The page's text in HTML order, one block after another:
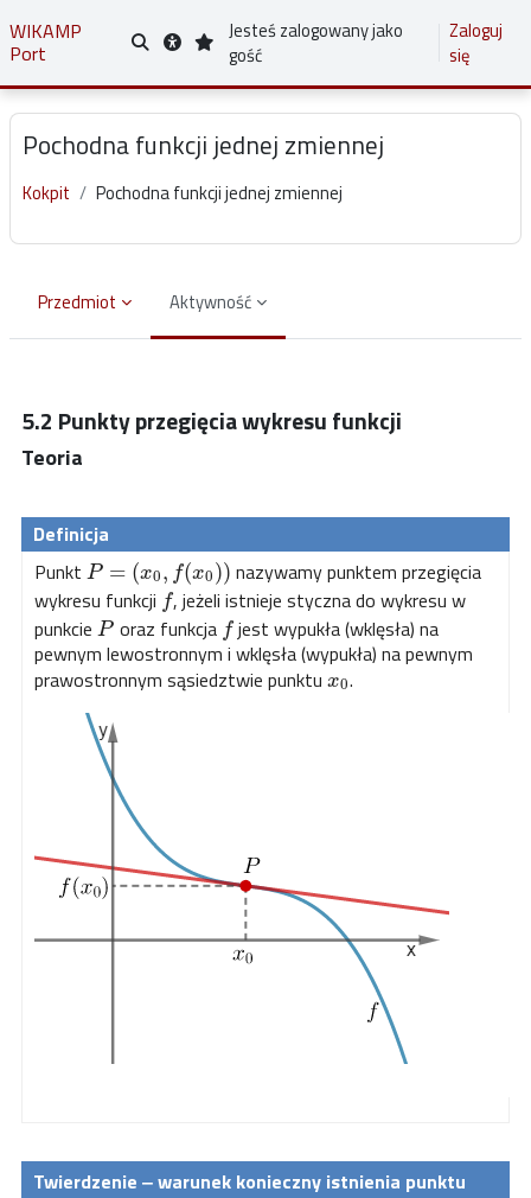
Przejdź do głównej zawartości
WIKAMP
Port Przełącznik wyszukiwarki
Jesteś zalogowany jako
gość
Zaloguj
się
Pochodna funkcji jednej zmiennej
Kokpit Pochodna funkcji jednej zmiennej
Przedmiot Aktywność
5.2 Punkty przegięcia wykresu funkcji
Teoria
Punkt P = (x0, f(x0)) nazywamy punktem przegięcia
wykresu funkcji f, jeżeli istnieje styczna do wykresu w
punkcie P oraz funkcja f jest wypukła (wklęsła) na
pewnym lewostronnym i wklęsła (wypukła) na pewnym
prawostronnym sąsiedztwie punktu x0.
‒ warunek konieczny istnienia punktu